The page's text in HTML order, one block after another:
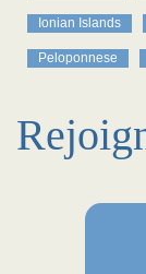
Ionian Islands
Peloponnese